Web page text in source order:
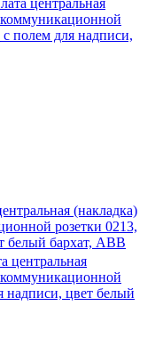
(накладка)
розетки 0213,
белый бархат, ABB